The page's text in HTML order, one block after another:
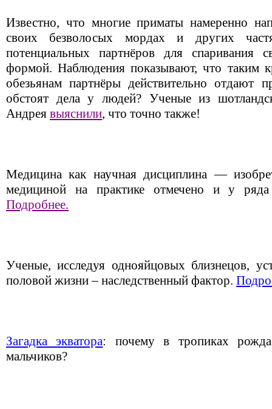
Известно, что многие приматы намеренно
своих безволосых мордах и других
потенциальных партнёров для спаривания
формой. Наблюдения показывают, что таким
обезьянам партнёры действительно отдают
обстоят дела у людей? Ученые из
Андрея выяснили, что точно также!
Медицина как научная дисциплина —
медициной на практике отмечено и у
Подробнее.
Ученые, исследуя однояйцовых близнецов,
половой жизни – наследственный фактор.
Загадка экватора: почему в тропиках
мальчиков?